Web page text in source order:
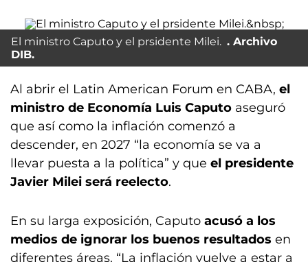
El ministro Caputo y el prsidente Milei.
Archivo
DIB.
Al abrir el Latin American Forum en CABA, el
ministro de Economía Luis Caputo aseguró
que así como la inflación comenzó a
descender, en 2027 “la economía se va a
llevar puesta a la política” y que el presidente
Javier Milei será reelecto.
En su larga exposición, Caputo acusó a los
medios de ignorar los buenos resultados en
diferentes áreas. “La inflación vuelve a estar a